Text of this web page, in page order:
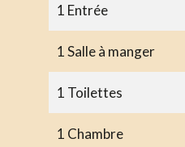
1 Entrée
1 Salle à manger
1 Toilettes
1 Chambre